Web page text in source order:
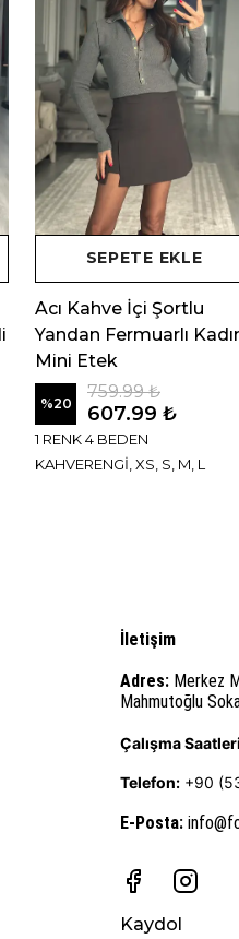
SEPETE EKLE
Acı Kahve İçi Şortlu
Yandan Fermuarlı
Mini Etek
%20
759.99 ₺
607.99 ₺
1 RENK 4 BEDEN
KAHVERENGİ, XS, S, M, L
İletişim
Adres: Merkez
Mahmutoğlu
Çalışma
Telefon: +90
E-Posta:
Kaydol